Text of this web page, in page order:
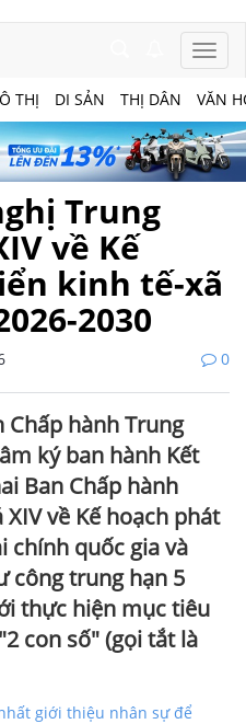
THỊ DI SẢN THỊ DÂN VĂN
Trung
về Kế
kinh tế-xã
2030
0
Chấp hành Trung
ký ban hành Kết
Ban Chấp hành
về Kế hoạch phát
chính quốc gia và
công trung hạn 5
thực hiện mục tiêu
con số" (gọi tắt là
giới thiệu nhân sự để